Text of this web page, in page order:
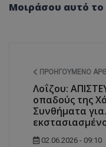
Μοιράσου αυτό
ΠΡΟΗΓΟΎΜΕΝΟ
Λοΐζου:
οπαδούς της
Συνθήματα
02.06.2026 - 09:10